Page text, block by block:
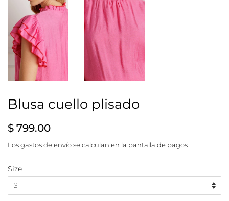
Blusa cuello plisado
Precio
$ 799.00
venta
Losgastos de envíose calculan en la pantalla de pagos.
Size